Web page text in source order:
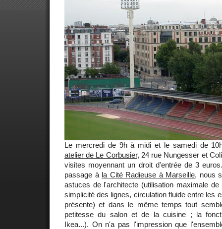
Le mercredi de 9h à midi et le samedi de
atelier de Le Corbusier, 24 rue Nungesser et
visites moyennant un droit d'entrée de 3
passage à la Cité Radieuse à Marseille, nous
astuces de l'architecte (utilisation maximale de
simplicité des lignes, circulation fluide entre les
présente) et dans le même temps tout
petitesse du salon et de la cuisine ; la
Ikea...). On n'a pas l'impression que